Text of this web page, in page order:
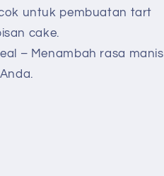
untuk pembuatan tart
cake.
– Menambah rasa manis